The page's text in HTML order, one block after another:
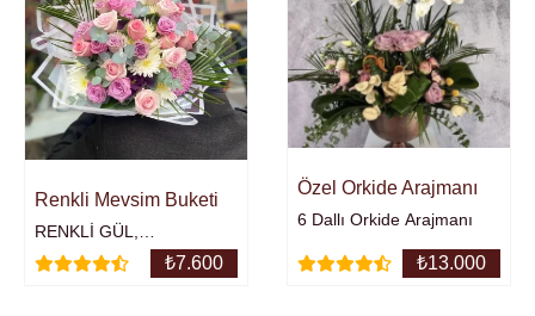
Renkli Mevsim Buketi
RENKLİ GÜL,
ANASTASİA, KASIMPATI,
₺7.600
Özel Orkide Arajmanı
6 Dallı Orkide Arajmanı
₺13.000